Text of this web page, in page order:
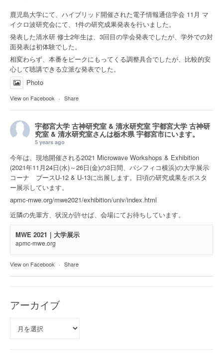
鹿児島大学にて、ハイブリッド開催された電子情報通信学会 11月 マ
イクロ波研究会にて、1件の研究成果発表を行いました。
発表した清水研 修士2年生は、3回目の学会発表でしたが、学外での対
面発表は初体験でした。
相変わらず、本番をピークにもってくる調整具合でしたが、比較的安
心して聴講できる立派な発表でした。
Photo
View on Facebook · Share
宇都宮大学 古神研究室 & 清水研究室 宇都宮大学 古神研
究室 & 清水研究室さんは栃木県 宇都宮市にいます。
5 years ago
今年は、現地開催される2021 Microwave Workshops & Exhibition
(2021年11月24日(水)～26日(金)の3日間、パシフィコ横浜)の大学展示
コーナ ブースU-12 & U-13に出展します。日頃の研究成果をポスタ
ー展示しています。
apmc-mwe.org/mwe2021/exhibition/univ/index.html
近隣の先輩方、状況が許せば、会場にてお待ちしています。
MWE 2021｜大学展示
apmc-mwe.org
View on Facebook · Share
アーカイブ